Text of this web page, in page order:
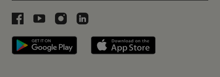
Libri a Facebookon
Libri a Youtube-on
Libri az Instagramon
Libri a LinkedInen
Libri applikáció Szerezd meg: Google